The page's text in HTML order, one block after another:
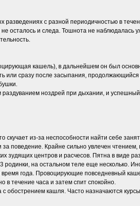
разведениях с разной периодичностью в
осталось и следа. Тошнота не
кашель), в дальнейшем он был
сразу после засыпания,
ноздрей при дыхании, и
из-за неспособности найти себе
поведение. Крайне сильно увлечен
зудящих центров и расчесов. Пятна в виде
на остальном теле еще несколько.
года. Провоцирующие повседневный
в течение часа и затем спит спокойно.
обострением кашля. Часто назначаются